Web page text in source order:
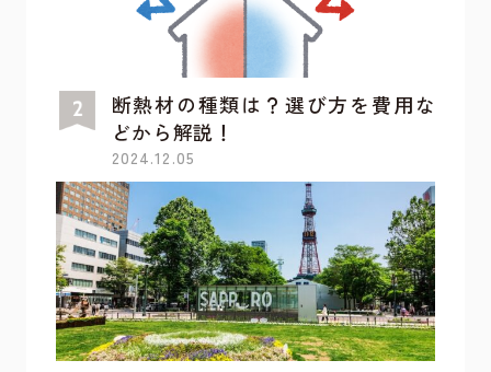
断熱材の種類は？選び方を費用な
どから解説！
2024.12.05